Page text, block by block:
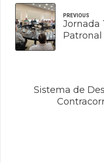
PREVIOUS
Jornada
Patronal
Sistema de